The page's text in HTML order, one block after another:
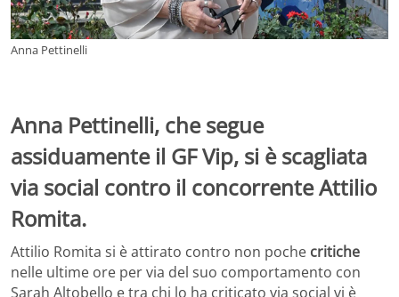
Anna Pettinelli
Anna Pettinelli, che segue
assiduamente il GF Vip, si è scagliata
via social contro il concorrente Attilio
Romita.
Attilio Romita si è attirato contro non poche critiche
nelle ultime ore per via del suo comportamento con
Sarah Altobello e tra chi lo ha criticato via social vi è